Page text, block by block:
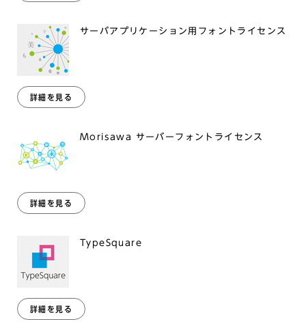
サーバアプリケーション用フォントライセンス
詳細を見る
Morisawa サーバーフォントライセンス
詳細を見る
TypeSquare
詳細を見る